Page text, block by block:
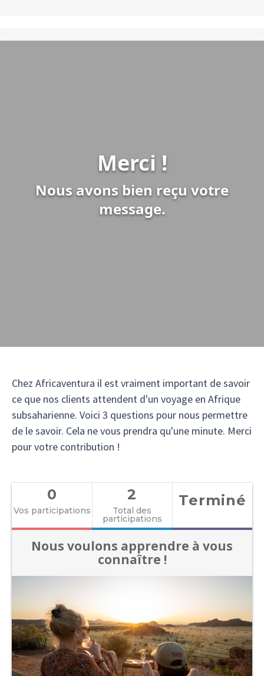
Merci !
Nous avons bien reçu votre
message.
Chez Africaventura il est vraiment important de savoir
ce que nos clients attendent d'un voyage en Afrique
subsaharienne. Voici 3 questions pour nous permettre
de le savoir. Cela ne vous prendra qu'une minute. Merci
pour votre contribution !